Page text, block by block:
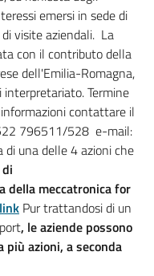
emersi in sede di
visite aziendali. La
con il contributo della
dell'Emilia-Romagna,
interpretariato. Termine
contattare il
796511/528 e-mail:
una delle 4 azioni che
della meccatronica for
link Pur trattandosi di un
, le aziende possono
più azioni, a seconda